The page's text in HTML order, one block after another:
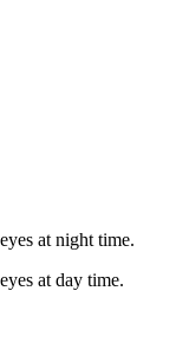
at night time.
at day time.